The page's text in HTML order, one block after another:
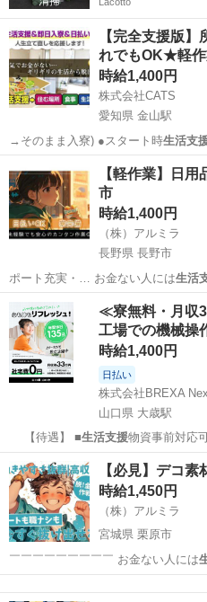
【完全支援版
れでもOK★軽作
時給1,400円
株式会社CATS
愛知県 金山駅
→そのまま入寮) ●スタート時生活支
名古屋市 金山駅 仕分
【軽作業】日
市
時給1,400円
（株）アルミラ
長野県 長野市
ポート充実・… お金ない人には生活
住む…
倉庫 スタ
≪寮無料・月収
工場での機械操
時給1,400円
日払い
株式会社BREXA
山口県 大歳駅
【待遇】 ■生活支援物資事前対応
資の事前対応あ…
山口 山口市 大歳駅 その他
【必見】デコ
時給1,450円
（株）アルミラ
宮城県 栗原市
￣￣￣￣￣￣￣￣￣ お金ない人には
タル、 …